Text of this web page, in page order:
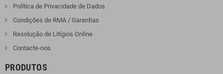
Política de Privacidade de Dados
Condições de RMA / Garantias
Resolução de Litígios Online
Contacte-nos
PRODUTOS